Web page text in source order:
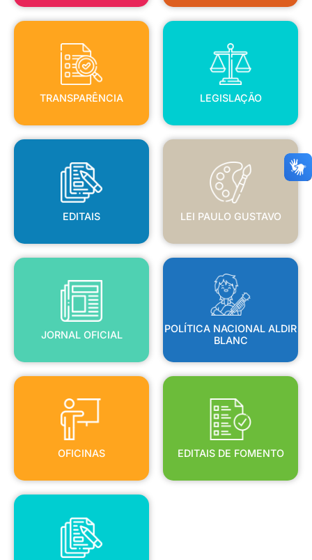
TRANSPARÊNCIA
TRANSPARÊNCIA
LEGISLAÇÃO
LEGISLAÇÃO
EDITAIS
EDITAIS
LEI PAULO GUSTAVO
LEI PAULO GUSTAVO
JORNAL OFICIAL
JORNAL OFICIAL
POLÍTICA NACIONAL ALDIR
BLANC
POLÍTICA NACIONAL ALDIR
BLANC
OFICINAS
OFICINAS
EDITAIS DE FOMENTO
EDITAIS DE FOMENTO
PORTARIAS